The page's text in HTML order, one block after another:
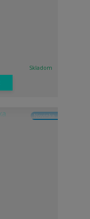
Skladom
Novinka